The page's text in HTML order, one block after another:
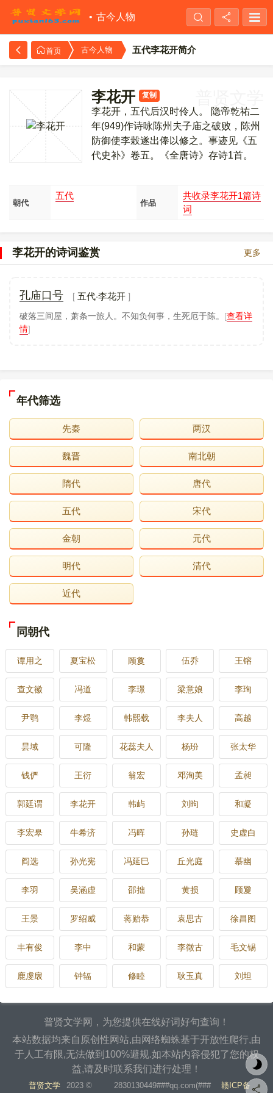
古今人物
首页 古今人物 五代李花开简介
李花开 复制
李花开，五代后汉时伶人。 隐帝乾祐二
年(949)作诗咏陈州夫子庙之破败，陈州
防御使李榖遂出俸以修之。事迹见《五
代史补》卷五。《全唐诗》存诗1首。
朝代
五代
作品
共收录李花开1篇诗
词
李花开的诗词鉴赏 更多
孔庙口号 五代·李花开
破落三间屋，萧条一旅人。不知负何事，生死厄于陈。 [查看详
情]
年代筛选
先秦 两汉
魏晋 南北朝
隋代 唐代
五代 宋代
金朝 元代
明代 清代
近代
同朝代
谭用之 夏宝松 顾敻 伍乔 王镕
查文徽 冯道 李璟 梁意娘 李珣
尹鹗 李煜 韩熙载 李夫人 高越
昙域 可隆 花蕊夫人 杨玢 张太华
钱俨 王衍 翁宏 邓洵美 孟昶
郭廷谓 李花开 韩屿 刘昫 和凝
李宏皋 牛希济 冯晖 孙琏 史虚白
阎选 孙光宪 冯延巳 丘光庭 慕幽
李羽 吴涵虚 邵拙 黄损 顾夐
王景 罗绍威 蒋贻恭 袁思古 徐昌图
丰有俊 李中 和蒙 李徵古 毛文锡
鹿虔扆 钟辐 修睦 耿玉真 刘坦
普贤文学网，为您提供在线好词好句查询！
本站数据均来自原创性网站,由网络蜘蛛基于开放性爬行,由
于人工有限,无法做到100%避规.如本站内容侵犯了您的权
益,请及时联系我们进行处理！
普贤文学
2023 ©
2830130449###qq.com(###
赣ICP备